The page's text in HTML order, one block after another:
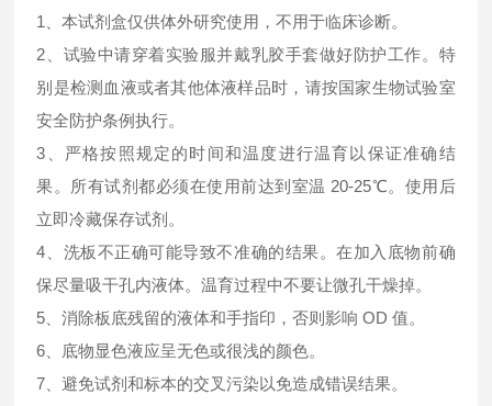
1、本试剂盒仅供体外研究使用，不用于临床诊断。
2、试验中请穿着实验服并戴乳胶手套做好防护工作。特
别是检测血液或者其他体液样品时，请按国家生物试验室
安全防护条例执行。
3、严格按照规定的时间和温度进行温育以保证准确结
果。所有试剂都必须在使用前达到室温 20-25℃。使用后
立即冷藏保存试剂。
4、洗板不正确可能导致不准确的结果。在加入底物前确
保尽量吸干孔内液体。温育过程中不要让微孔干燥掉。
5、消除板底残留的液体和手指印，否则影响 OD 值。
6、底物显色液应呈无色或很浅的颜色。
7、避免试剂和标本的交叉污染以免造成错误结果。